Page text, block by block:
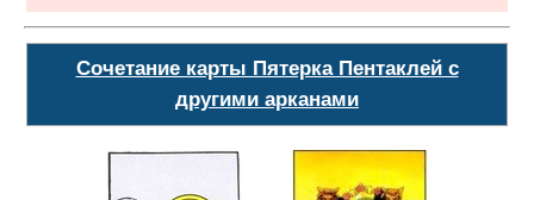
Сочетание карты Пятерка Пентаклей с
другими арканами